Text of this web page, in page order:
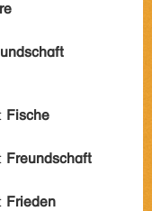
Fische
Freundschaft
Frieden